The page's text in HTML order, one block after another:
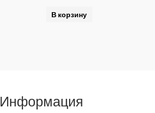
В корзину
Информация